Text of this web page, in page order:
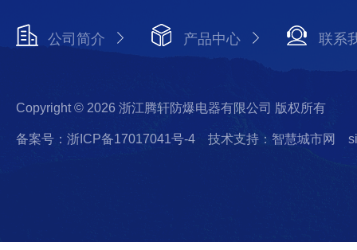
公司简介 产品中心 联系
Copyright © 2026 浙江腾轩防爆电器有限公司 版权所有
备案号：浙ICP备17017041号-4 技术支持：智慧城市网